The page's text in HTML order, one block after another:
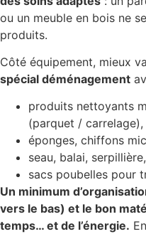
ou un meuble en bois ne
produits.
Côté équipement, mieux
spécial déménagement
produits nettoyants
(parquet / carrelage),
éponges, chiffons
seau, balai,
sacs poubelles pour
Un minimum
vers le bas) et le bon
temps… et de l’énergie.